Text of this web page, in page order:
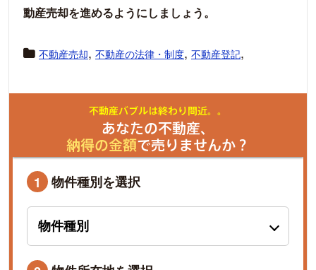
動産売却を進めるようにしましょう。
不動産売却, 不動産の法律・制度, 不動産登記,
不動産バブルは終わり間近。。
あなたの不動産、
納得の金額で売りませんか？
1 物件種別を選択